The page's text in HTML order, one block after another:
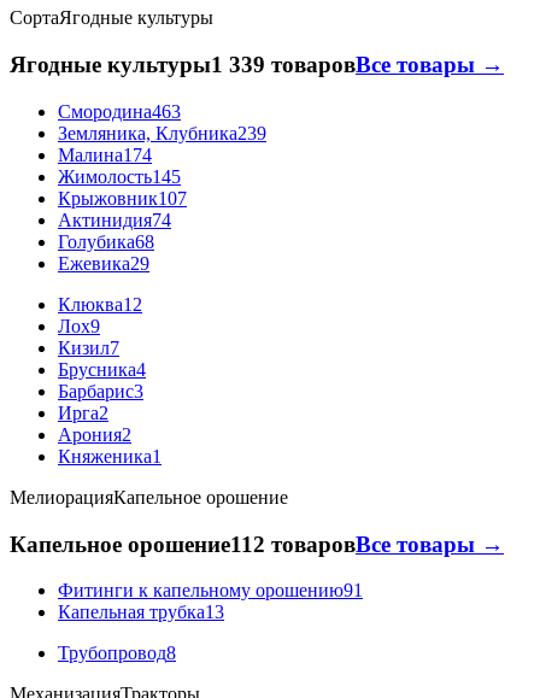
СортаЯгодные культуры
Ягодные культуры1 339 товаровВсе товары →
Смородина463
Земляника, Клубника239
Малина174
Жимолость145
Крыжовник107
Актинидия74
Голубика68
Ежевика29
Клюква12
Лох9
Кизил7
Брусника4
Барбарис3
Ирга2
Арония2
Княженика1
МелиорацияКапельное орошение
Капельное орошение112 товаровВсе товары →
Фитинги к капельному орошению91
Капельная трубка13
Трубопровод8